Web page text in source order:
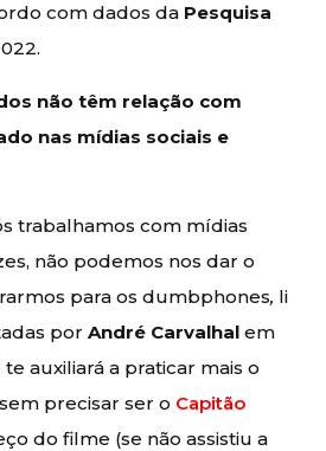
com dados da Pesquisa
não têm relação com
nas mídias sociais e
trabalhamos com mídias
não podemos nos dar o
para os dumbphones, li
porAndré Carvalhal em
auxiliará a praticar mais o
precisar ser o Capitão
do filme (se não assistiu a